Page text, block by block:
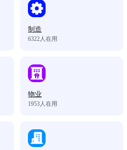
制造
6322人在用
物业
1953人在用